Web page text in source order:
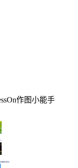
作图小能手